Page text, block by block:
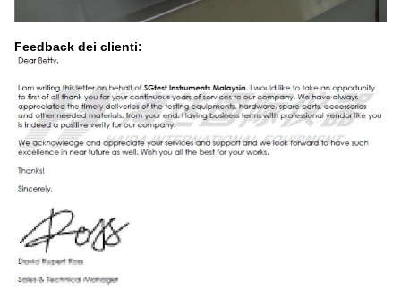
Feedback dei clienti: